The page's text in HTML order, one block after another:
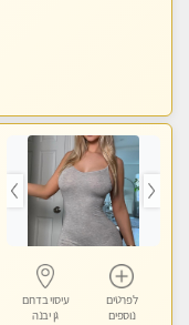
לפרטים
נוספים
עיסוי בדרום
גן יבנה